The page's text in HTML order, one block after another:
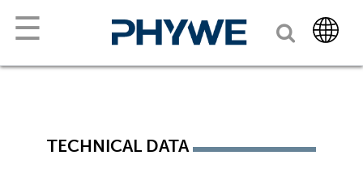
☰
TECHNICAL DATA